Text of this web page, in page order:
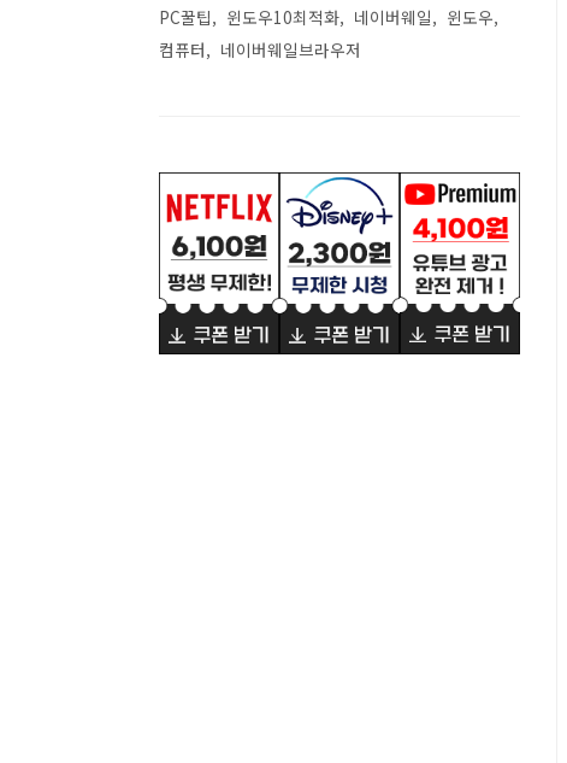
PC꿀팁
윈도우10최적화 네이버웨일
윈도우
컴퓨터
네이버웨일브라우저